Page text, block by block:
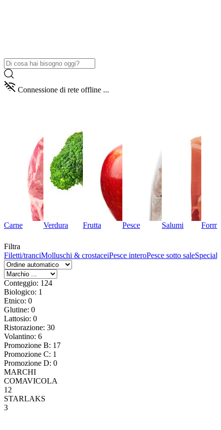
Connessione di rete offline ...
Carne Verdura Frutta Pesce Salumi
Filtra
Filetti/tranciMolluschi & crostaceiPesce interoPesce sotto sale
Conteggio: 124
Biologico: 1
Etnico: 0
Glutine: 0
Lattosio: 0
Ristorazione: 30
Volantino: 6
Promozione B: 17
Promozione C: 1
Promozione D: 0
MARCHI
COMAVICOLA
12
STARLAKS
3